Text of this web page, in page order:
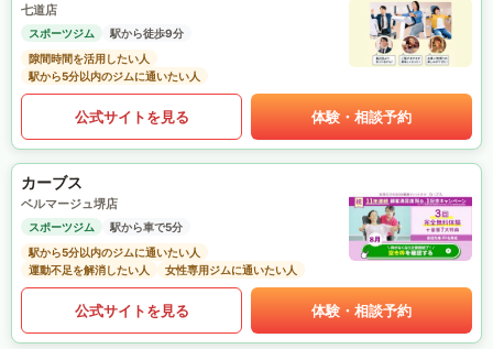
七道店
スポーツジム
駅から徒歩9分
隙間時間を活用したい人
駅から5分以内のジムに通いたい人
公式サイトを見る 体験・相談予約
カーブス
ベルマージュ堺店
スポーツジム
駅から車で5分
駅から5分以内のジムに通いたい人
運動不足を解消したい人
女性専用ジムに通いたい人
公式サイトを見る 体験・相談予約